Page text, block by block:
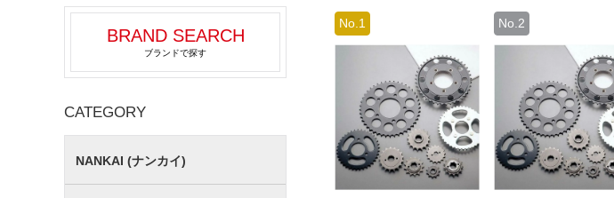
BRAND SEARCH
ブランドで探す
CATEGORY
NANKAI (ナンカイ)